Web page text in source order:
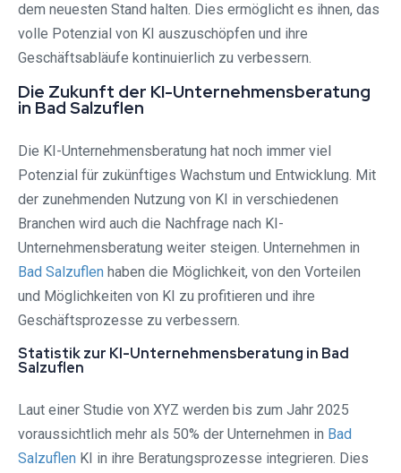
dem neuesten Stand halten. Dies ermöglicht es ihnen, das
volle Potenzial von KI auszuschöpfen und ihre
Geschäftsabläufe kontinuierlich zu verbessern.
Die Zukunft der KI-Unternehmensberatung
in Bad Salzuflen
Die KI-Unternehmensberatung hat noch immer viel
Potenzial für zukünftiges Wachstum und Entwicklung. Mit
der zunehmenden Nutzung von KI in verschiedenen
Branchen wird auch die Nachfrage nach KI-
Unternehmensberatung weiter steigen. Unternehmen in
Bad Salzuflen haben die Möglichkeit, von den Vorteilen
und Möglichkeiten von KI zu profitieren und ihre
Geschäftsprozesse zu verbessern.
Statistik zur KI-Unternehmensberatung in Bad
Salzuflen
Laut einer Studie von XYZ werden bis zum Jahr 2025
voraussichtlich mehr als 50% der Unternehmen in Bad
Salzuflen KI in ihre Beratungsprozesse integrieren. Dies